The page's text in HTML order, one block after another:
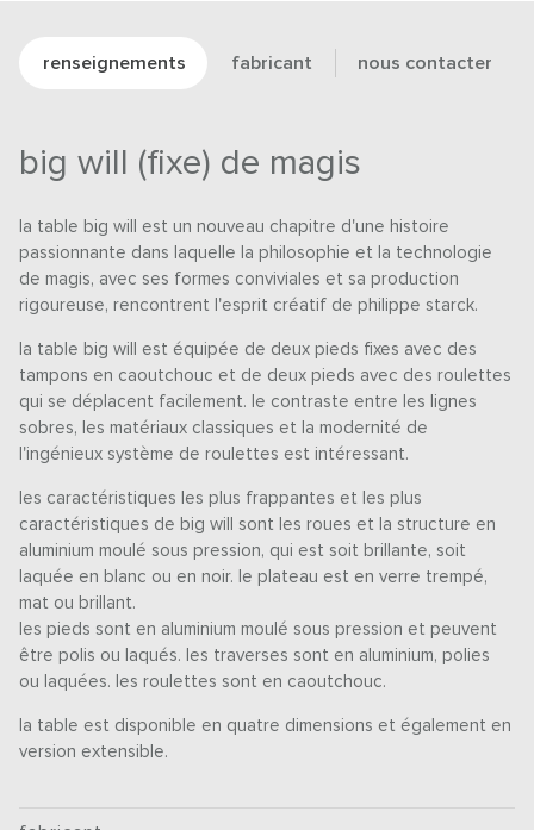
renseignements fabricant nous contacter
big will (fixe) de magis
la table big will est un nouveau chapitre d'une histoire
passionnante dans laquelle la philosophie et la technologie
de magis, avec ses formes conviviales et sa production
rigoureuse, rencontrent l'esprit créatif de philippe starck.
la table big will est équipée de deux pieds fixes avec des
tampons en caoutchouc et de deux pieds avec des roulettes
qui se déplacent facilement. le contraste entre les lignes
sobres, les matériaux classiques et la modernité de
l'ingénieux système de roulettes est intéressant.
les caractéristiques les plus frappantes et les plus
caractéristiques de big will sont les roues et la structure en
aluminium moulé sous pression, qui est soit brillante, soit
laquée en blanc ou en noir. le plateau est en verre trempé,
mat ou brillant.
les pieds sont en aluminium moulé sous pression et peuvent
être polis ou laqués. les traverses sont en aluminium, polies
ou laquées. les roulettes sont en caoutchouc.
la table est disponible en quatre dimensions et également en
version extensible.